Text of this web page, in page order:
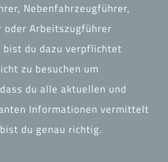
Nebenfahrzeugführer,
oder Arbeitszugführer
du dazu verpflichtet
zu besuchen um
du alle aktuellen und
Informationen vermittelt
du genau richtig.